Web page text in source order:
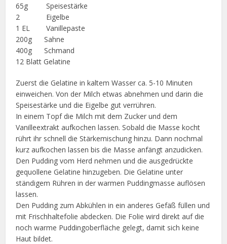
65g Speisestärke
2 Eigelbe
1 EL Vanillepaste
200g Sahne
400g Schmand
12 Blatt Gelatine
Zuerst die Gelatine in kaltem Wasser ca. 5-10 Minuten
einweichen. Von der Milch etwas abnehmen und darin die
Speisestärke und die Eigelbe gut verrühren.
In einem Topf die Milch mit dem Zucker und dem
Vanilleextrakt aufkochen lassen. Sobald die Masse kocht
rührt ihr schnell die Stärkemischung hinzu. Dann nochmal
kurz aufkochen lassen bis die Masse anfängt anzudicken.
Den Pudding vom Herd nehmen und die ausgedrückte
gequollene Gelatine hinzugeben. Die Gelatine unter
ständigem Rühren in der warmen Puddingmasse auflösen
lassen.
Den Pudding zum Abkühlen in ein anderes Gefäß füllen und
mit Frischhaltefolie abdecken. Die Folie wird direkt auf die
noch warme Puddingoberfläche gelegt, damit sich keine
Haut bildet.